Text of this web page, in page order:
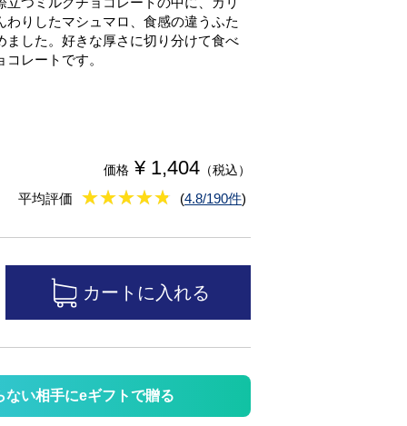
わりしたマシュマロ、食感の違うふた
ました。好きな厚さに切り分けて食べ
レートです。
価格 ¥ 1,404 （税込）
平均評価 ★★★★★
★★★★★ (4.8/190件)
ない相手にeギフトで贈る